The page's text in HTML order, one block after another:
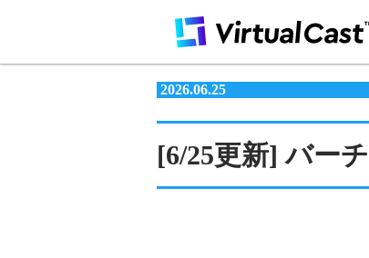
2026.06.25
[6/25更新] バー